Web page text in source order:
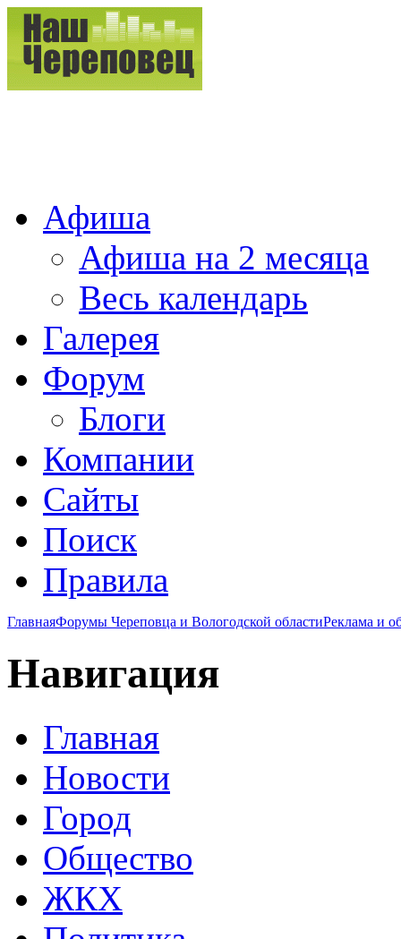
Афиша
Афиша на 2 месяца
Весь календарь
Галерея
Форум
Блоги
Компании
Сайты
Поиск
Правила
ГлавнаяФорумы Череповца и Вологодской областиРеклама и
Навигация
Главная
Новости
Город
Общество
ЖКХ